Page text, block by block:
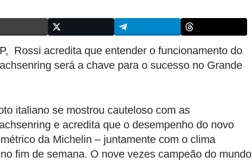
Rossi acredita que entender o funcionamento do
será a chave para o sucesso no Grande
italiano se mostrou cauteloso com as
e acredita que o desempenho do novo
da Michelin – juntamente com o clima
fim de semana. O nove vezes campeão do mundo